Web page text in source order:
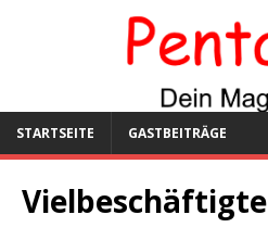
STARTSEITE GASTBEITRÄGE
Vielbeschäftigte